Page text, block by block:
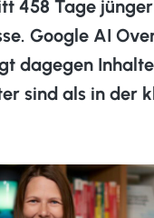
458 Tage
Google AI
dagegen
sind als in der